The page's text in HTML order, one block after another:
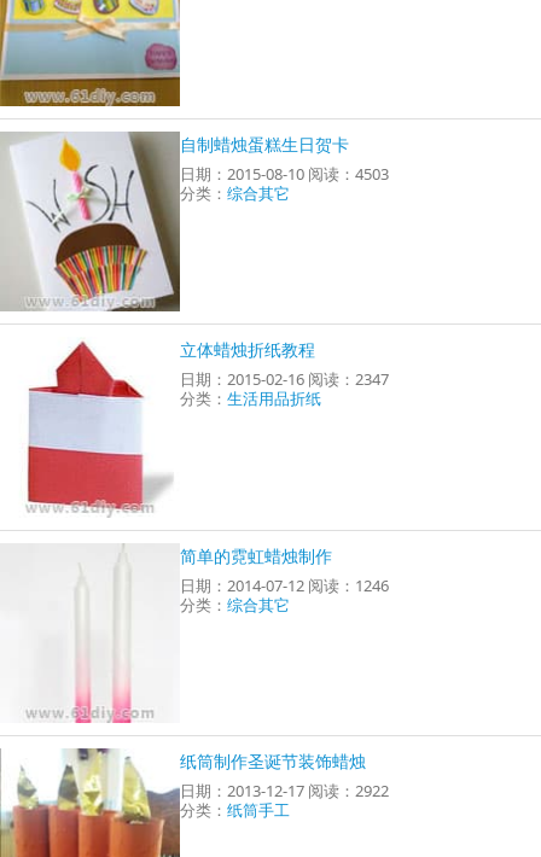
自制蜡烛蛋糕生日贺卡
日期：2015-08-10 阅读：4503
分类：综合其它
立体蜡烛折纸教程
日期：2015-02-16 阅读：2347
分类：生活用品折纸
简单的霓虹蜡烛制作
日期：2014-07-12 阅读：1246
分类：综合其它
纸筒制作圣诞节装饰蜡烛
日期：2013-12-17 阅读：2922
分类：纸筒手工